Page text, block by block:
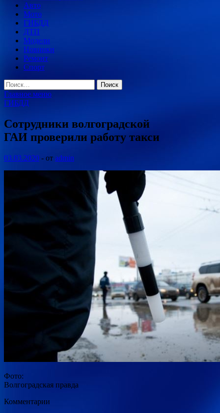
Авто
Мото
ГИБДД
ДТП
Модели
Новинки
Ремонт
Спорт
Найти:
Главное меню
ГИБДД
Сотрудники волгоградской
ГАИ проверили работу такси
03.03.2020 - от admin
Фото:
Волгоградская правда
Комментарии